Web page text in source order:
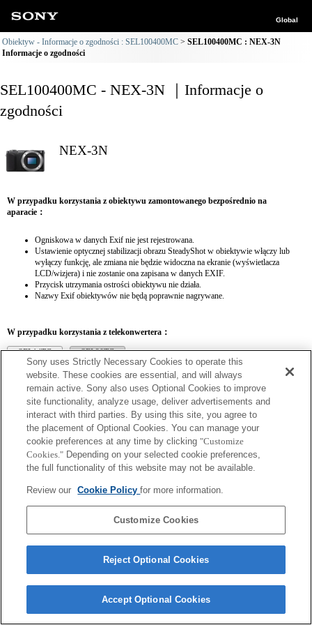
Global
Obiektyw - Informacje o zgodności : SEL100400MC
SEL100400MC : NEX-3N
Informacje o zgodności
SEL100400MC - NEX-3N ｜Informacje o
zgodności
NEX-3N
W przypadku korzystania z obiektywu zamontowanego bezpośrednio na
aparacie：
Ogniskowa w danych Exif nie jest rejestrowana.
Ustawienie optycznej stabilizacji obrazu SteadyShot w obiektywie włączy lub
wyłączy funkcję, ale zmiana nie będzie widoczna na ekranie (wyświetlacza
LCD/wizjera) i nie zostanie ona zapisana w danych EXIF.
Przycisk utrzymania ostrości obiektywu nie działa.
Nazwy Exif obiektywów nie będą poprawnie nagrywane.
W przypadku korzystania z telekonwertera：
SEL14TC SEL20TC
SEL14TC
Ustawienie ostrości może być niemożliwe w trybie Ciągły AF.
Ogniskowa i maksymalny otwór przysłony w nazwie obiektywu w danych Exif
będą podane w formie wartości powiększenia. Jeśli jednak wartości przysłony
poprawnie.
Terms of Use Contact Us
Sony uses Strictly Necessary Cookies to operate this
website. These cookies are essential, and will always
remain active. Sony also uses Optional Cookies to improve
site functionality, analyze usage, deliver advertisements and
interact with third parties. By using this site, you agree to
the placement of Optional Cookies. You can manage your
cookie preferences at any time by clicking "Customize
Cookies." Depending on your selected cookie preferences,
the full functionality of this website may not be available.
Review our Cookie Policyfor more information.
Customize Cookies
Reject Optional Cookies
Accept Optional Cookies